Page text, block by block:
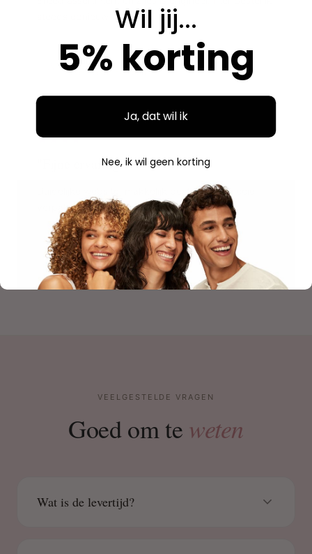
Aidan
Geverifieerde aankoop
"
"Fijne ervaring"
Duidelijke website, makkelijk bestellen en mooie
verpakking. Volgende keer weer.
S Savannah
Geverifieerde aankoop
VEELGESTELDE VRAGEN
Goed om te weten
Wat is de levertijd?
Wil jij...
5% korting
Ja, dat wil ik
Nee, ik wil geen korting